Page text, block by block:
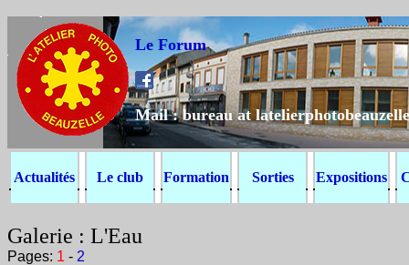
Le Forum
Mail : bureau at
Actualités Le club Formation Sorties Expositions
Galerie : L'Eau
Pages: 1 - 2